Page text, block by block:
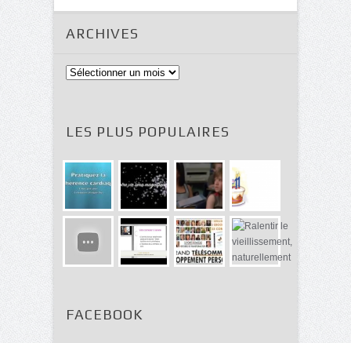
ARCHIVES
Archives
LES PLUS POPULAIRES
FACEBOOK